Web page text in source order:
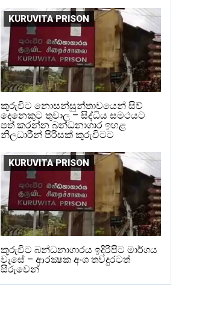
KURUVITA PRISON
කුරුවිට නොසන්සුන්තාවයෙන් සිව්
දෙනෙකුට තුවාල – සිද්ධිය සමථයට
පත් කරන්න බන්ධනාගාර ඉහළ
නිලධාරීන් පිරිසක් කුරුවිටට
KURUVITA PRISON
කුරුවිට බන්ධනාගාරය ඉදිරිපිට මාර්ගය
වැසේ – ආරක්‍ෂක අංශ තවදුරටත්
සීරුවෙන්